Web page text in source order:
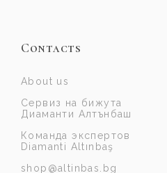
Contacts
About us
Сервиз на бижута
Диаманти Алтънбаш
Команда экспертов
Diamanti Altınbaş
shop@altinbas.bg